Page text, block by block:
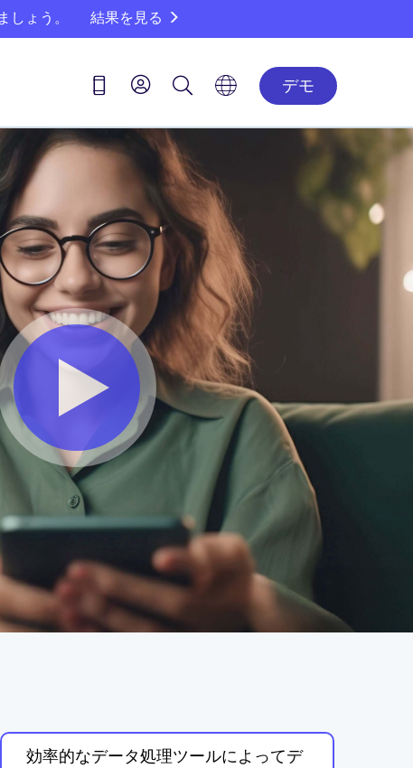
しょう。 結果を見る
デモ
効率的なデータ処理ツールによってデ